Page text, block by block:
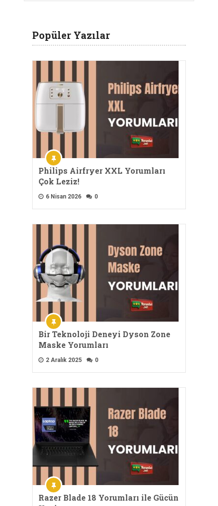
Popüler Yazılar
Philips Airfryer XXL Yorumları
Çok Leziz!
6 Nisan 2026 0
Bir Teknoloji Deneyi Dyson Zone
Maske Yorumları
2 Aralık 2025 0
Razer Blade 18 Yorumları ile Gücün